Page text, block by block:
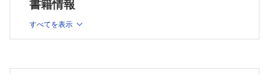
大腿骨近位部骨折患者に対して整形外科医と麻酔科医が作成し
た
書籍情報
すべてを表示